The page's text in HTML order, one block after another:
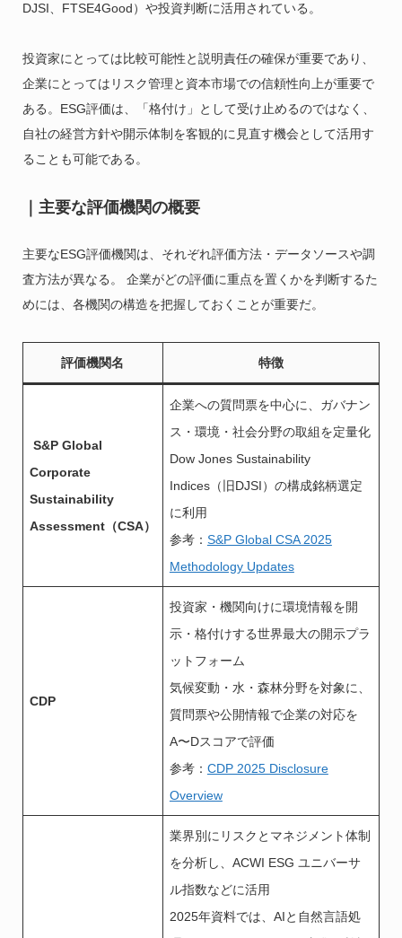
DJSI、FTSE4Good）や投資判断に活用されている。
投資家にとっては比較可能性と説明責任の確保が重要であり、
企業にとってはリスク管理と資本市場での信頼性向上が重要で
ある。ESG評価は、「格付け」として受け止めるのではなく、
自社の経営方針や開示体制を客観的に見直す機会として活用す
ることも可能である。
｜主要な評価機関の概要
主要なESG評価機関は、それぞれ評価方法・データソースや調
査方法が異なる。 企業がどの評価に重点を置くかを判断するた
めには、各機関の構造を把握しておくことが重要だ。
評価機関名 特徴
S&P Global
Corporate
Sustainability
Assessment（CSA）
企業への質問票を中心に、ガバナン
ス・環境・社会分野の取組を定量化
Dow Jones Sustainability
Indices（旧DJSI）の構成銘柄選定
に利用
参考： S&P Global CSA 2025
Methodology Updates
CDP
投資家・機関向けに環境情報を開
示・格付けする世界最大の開示プラ
ットフォーム
気候変動・水・森林分野を対象に、
質問票や公開情報で企業の対応を
A〜Dスコアで評価
参考： CDP 2025 Disclosure
Overview
業界別にリスクとマネジメント体制
を分析し、ACWI ESG ユニバーサ
ル指数などに活用
2025年資料では、AIと自然言語処